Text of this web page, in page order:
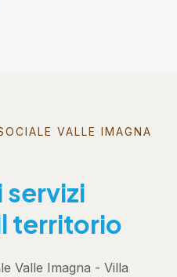
VALLE IMAGNA
servizi
territorio
Valle Imagna - Villa